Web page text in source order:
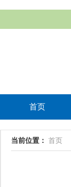
首页
当前位置： 首页